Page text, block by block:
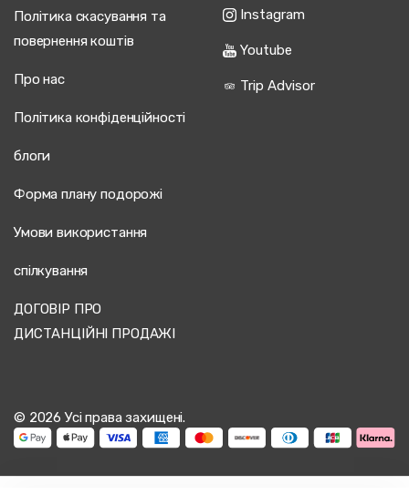
Політика скасування та
повернення коштів
Про нас
Політика конфіденційності
блоги
Форма плану подорожі
Умови використання
спілкування
ДОГОВІР ПРО
ДИСТАНЦІЙНІ ПРОДАЖІ
Instagram
Youtube
Trip Advisor
© 2026 Усі права захищені.